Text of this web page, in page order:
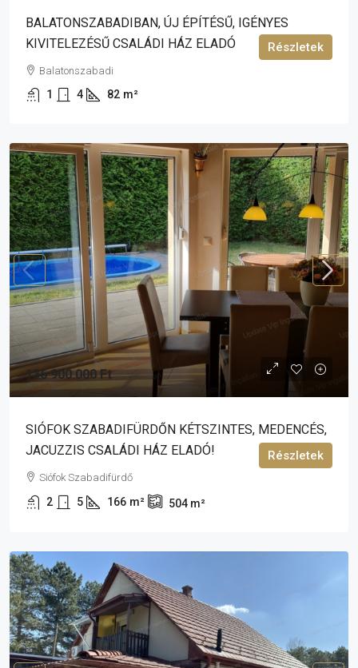
BALATONSZABADIBAN, ÚJ ÉPÍTÉSŰ, IGÉNYES
KIVITELEZÉSŰ CSALÁDI HÁZ ELADÓ
Balatonszabadi
1 4 82 m²
Részletek
136 900 000 Ft
SIÓFOK SZABADIFÜRDŐN KÉTSZINTES, MEDENCÉS,
JACUZZIS CSALÁDI HÁZ ELADÓ!
Siófok Szabadifürdő
2 5 166 m² 504 m²
Részletek